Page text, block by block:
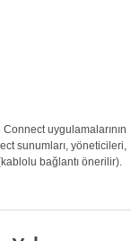
Connect uygulamalarının
sunumları, yöneticileri,
bağlantı önerilir).